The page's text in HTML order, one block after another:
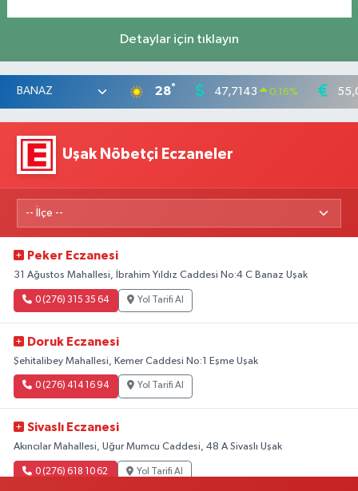
Detaylar için tıklayın
28° 47,7143 0.16%
Uşak Nöbetçi Eczaneler
Peker Eczanesi
31 Ağustos Mahallesi, İbrahim Yıldız Caddesi No:4 C Banaz Uşak
0 (276) 315 35 64 Yol Tarifi Al
Doruk Eczanesi
Şehitalibey Mahallesi, Kemer Caddesi No:1 Eşme Uşak
0 (276) 414 16 94 Yol Tarifi Al
Sivaslı Eczanesi
Akıncılar Mahallesi, Uğur Mumcu Caddesi, 48 A Sivaslı Uşak
0 (276) 618 10 62 Yol Tarifi Al